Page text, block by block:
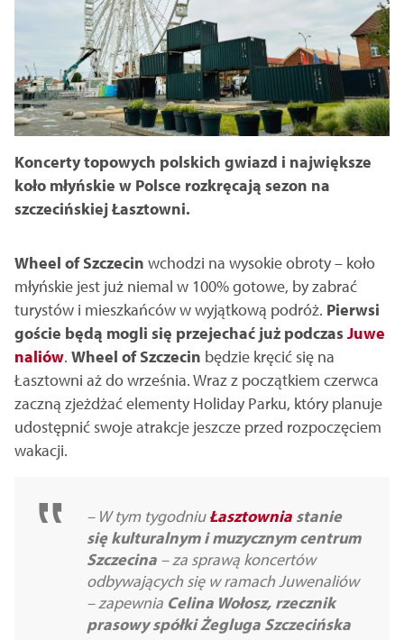
Koncerty topowych polskich gwiazd i największe
koło młyńskie w Polsce rozkręcają sezon na
szczecińskiej Łasztowni.
Wheel of Szczecin wchodzi na wysokie obroty – koło
młyńskie jest już niemal w 100% gotowe, by zabrać
turystów i mieszkańców w wyjątkową podróż. Pierwsi
goście będą mogli się przejechać już podczasJuwe
naliów. Wheel of Szczecin będzie kręcić się na
Łasztowni aż do września. Wraz z początkiem czerwca
zaczną zjeżdżać elementy Holiday Parku, który planuje
udostępnić swoje atrakcje jeszcze przed rozpoczęciem
wakacji.
– W tym tygodniu Łasztownia stanie
się kulturalnym i muzycznym centrum
Szczecina – za sprawą koncertów
odbywających się w ramach Juwenaliów
– zapewnia Celina Wołosz, rzecznik
prasowy spółki Żegluga Szczecińska